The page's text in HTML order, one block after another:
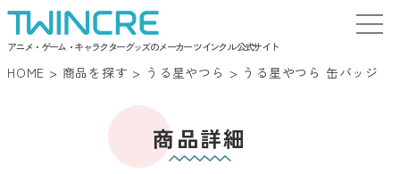
アニメ・ゲーム・キャラクターグッズのメーカー ツインクル 公式サイト
HOME > 商品を探す > うる星やつら > うる星やつら 缶バッジ
商品詳細